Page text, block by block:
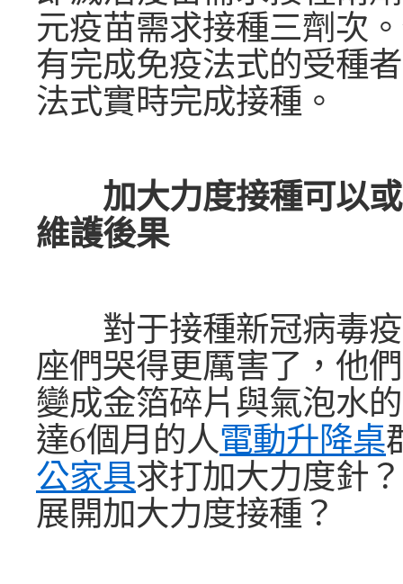
元疫苗需求接種三劑次
有完成免疫法式的受種
法式實時完成接種。
加大力度接種可以
維護後果
對于接種新冠病毒疫
座們哭得更厲害了，他
變成金箔碎片與氣泡水
達6個月的人電動升降桌
公家具求打加大力度針
展開加大力度接種？